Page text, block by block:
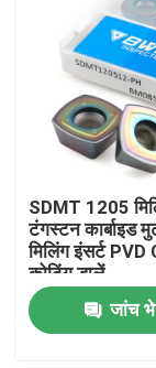
SDMT 1205
टंगस्टन कार्बाइड
मिलिंग इंसर्ट PVD
कोटिंग डालें
जांच